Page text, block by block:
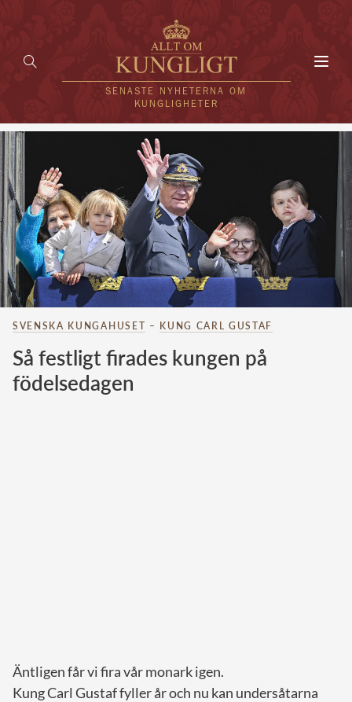
SENASTE NYHETERNA OM
KUNGLIGHETER
HEM
KUNGAFAMILJEN
UTLÄNDSKT
KÄNDISAR
VÄRLDENS KUNGAHUS
Svenska kungahuset
Brittiska kungahuset
Norska kungahuset
REDAKTION
SVENSKA KUNGAHUSET – KUNG CARL GUSTAF
Så festligt firades kungen på
födelsedagen
Äntligen får vi fira vår monark igen.
Kung Carl Gustaf fyller år och nu kan undersåtarna